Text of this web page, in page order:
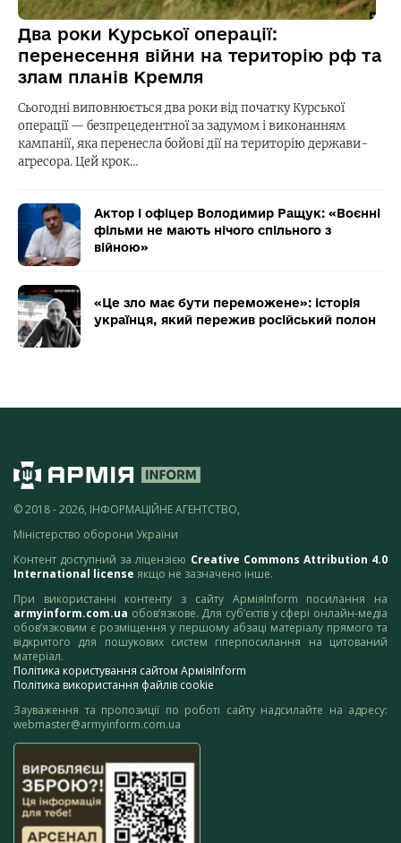
Два роки Курської операції:
перенесення війни на територію рф та
злам планів Кремля
Сьогодні виповнюється два роки від початку Курської
операції — безпрецедентної за задумом і виконанням
кампанії, яка перенесла бойові дії на територію держави-
агресора. Цей крок…
Актор і офіцер Володимир Ращук: «Воєнні
фільми не мають нічого спільного з
війною»
«Це зло має бути переможене»: історія
українця, який пережив російський полон
© 2018 - 2026, ІНФОРМАЦІЙНЕ АГЕНТСТВО,
Міністерство оборони України
Контент доступний за ліцензією Creative Commons Attribution 4.0
International license якщо не зазначено інше.
При використанні контенту з сайту АрміяInform посилання на
armyinform.com.ua обов’язкове. Для суб’єктів у сфері онлайн-медіа
обов’язковим є розміщення у першому абзаці матеріалу прямого та
відкритого для пошукових систем гіперпосилання на цитований
матеріал.
Політика користування сайтом АрміяInform
Політика використання файлів cookie
Зауваження та пропозиції по роботі сайту надсилайте на адресу:
webmaster@armyinform.com.ua